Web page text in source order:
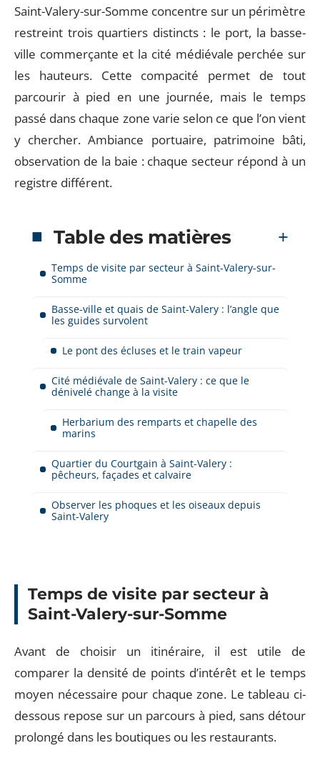
Saint-Valery-sur-Somme concentre sur un périmètre
restreint trois quartiers distincts : le port, la basse-
ville commerçante et la cité médiévale perchée sur
les hauteurs. Cette compacité permet de tout
parcourir à pied en une journée, mais le temps
passé dans chaque zone varie selon ce que l’on vient
y chercher. Ambiance portuaire, patrimoine bâti,
observation de la baie : chaque secteur répond à un
registre différent.
Table des matières
Temps de visite par secteur à Saint-Valery-sur-
Somme
Basse-ville et quais de Saint-Valery : l’angle que
les guides survolent
Le pont des écluses et le train vapeur
Cité médiévale de Saint-Valery : ce que le
dénivelé change à la visite
Herbarium des remparts et chapelle des
marins
Quartier du Courtgain à Saint-Valery :
pêcheurs, façades et calvaire
Observer les phoques et les oiseaux depuis
Saint-Valery
Temps de visite par secteur à
Saint-Valery-sur-Somme
Avant de choisir un itinéraire, il est utile de
comparer la densité de points d’intérêt et le temps
moyen nécessaire pour chaque zone. Le tableau ci-
dessous repose sur un parcours à pied, sans détour
prolongé dans les boutiques ou les restaurants.